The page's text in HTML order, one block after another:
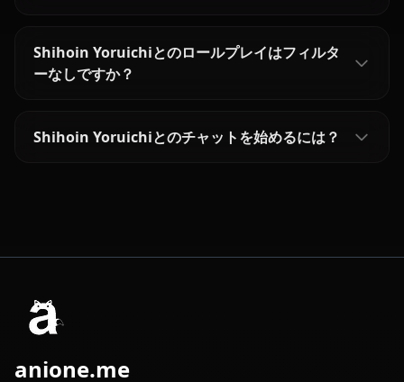
Shihoin Yoruichiとのロールプレイはフィルタ
ーなしですか？
Shihoin Yoruichiとのチャットを始めるには？
anione.me